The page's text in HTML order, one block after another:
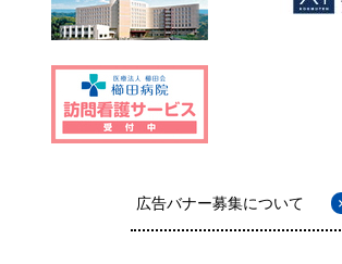
広告バナー募集について